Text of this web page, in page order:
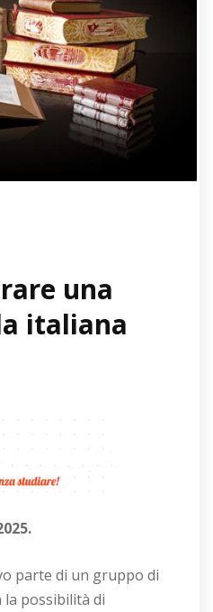
una
italiana
parte di un gruppo di
la possibilità di